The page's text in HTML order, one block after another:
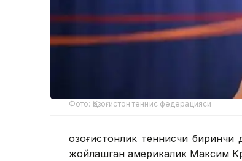
Фото: Қозоғистон теннис федерацияси
Қозоғистонлик теннисчи
жойлашган америкалик Максим